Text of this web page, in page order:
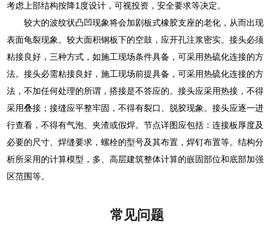
考虑上部结构按降1度设计，可视投资，安全要求等决定。
较大的波纹状凸凹现象将会加剧板式橡胶支座的老化，从而出现
表面龟裂现象。较大面积钢板下的空鼓，应开孔注浆密实。接头必须
粘接良好，三种方式，如施工现场条件具备，可采用热硫化连接的方
法。接头必需粘接良好，施工现场前提具备，可采用热硫化连接的方
法，不加任何处理的所谓，搭接是不答应的。接头应采用热接，不得
采用叠接；接缝应平整牢固，不得有裂口、脱胶现象。接头应逐一进
行查看，不得有气泡、夹渣或假焊。节点详图应包括：连接板厚度及
必要的尺寸、焊缝要求，螺栓的型号及其布置，焊钉布置等。结构分
析所采用的计算模型，多、高层建筑整体计算的嵌固部位和底部加强
区范围等。
常见问题